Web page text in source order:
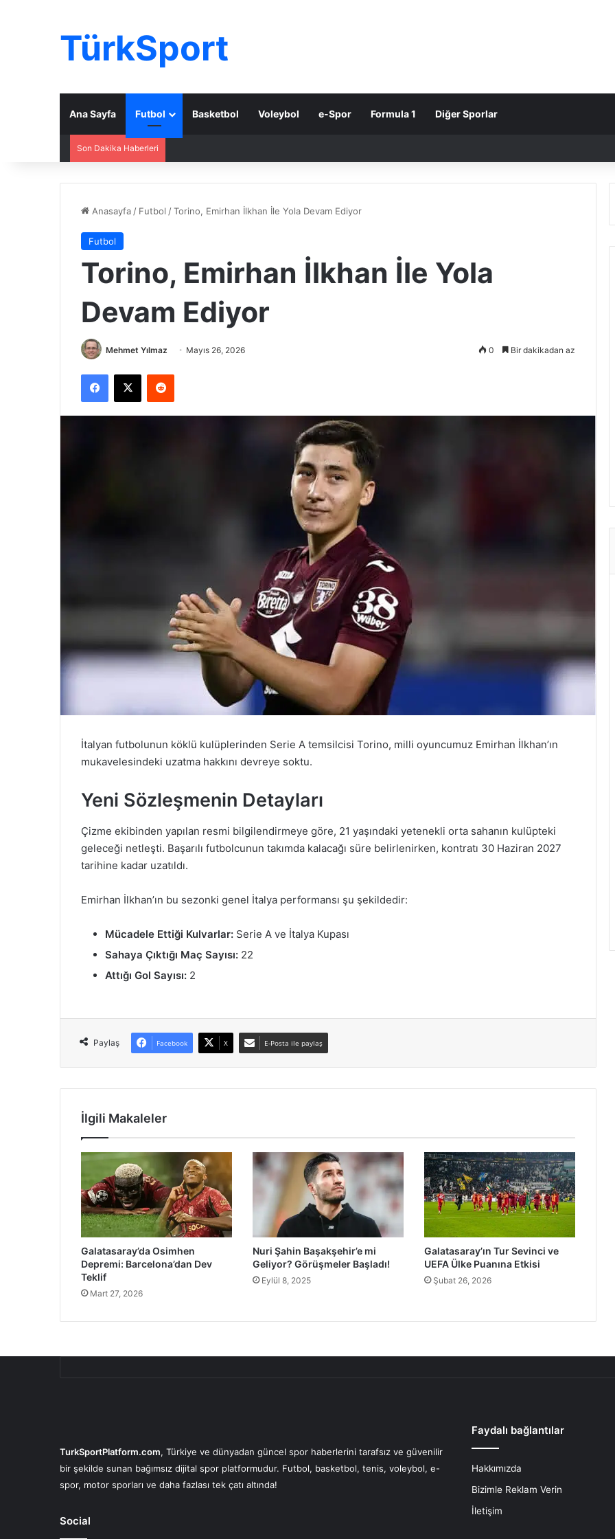
TürkSport
Ana Sayfa Futbol Basketbol Voleybol e-Spor Formula 1 Diğer Sporlar
Son Dakika Haberleri
Anasayfa / Futbol /Torino, Emirhan İlkhan İle Yola Devam Ediyor
Futbol
Torino, Emirhan İlkhan İle Yola
Devam Ediyor
Mehmet Yılmaz Mayıs 26, 2026 0 Bir dakikadan az
Facebook
X Reddit
İtalyan futbolunun köklü kulüplerinden Serie A temsilcisi Torino, milli oyuncumuz Emirhan İlkhan’ın
mukavelesindeki uzatma hakkını devreye soktu.
Yeni Sözleşmenin Detayları
Çizme ekibinden yapılan resmi bilgilendirmeye göre, 21 yaşındaki yetenekli orta sahanın kulüpteki
geleceği netleşti. Başarılı futbolcunun takımda kalacağı süre belirlenirken, kontratı 30 Haziran 2027
tarihine kadar uzatıldı.
Emirhan İlkhan’ın bu sezonki genel İtalya performansı şu şekildedir:
Mücadele Ettiği Kulvarlar: Serie A ve İtalya Kupası
Sahaya Çıktığı Maç Sayısı: 22
Attığı Gol Sayısı: 2
Paylaş Facebook X E-Posta ile paylaş
İlgili Makaleler
Galatasaray’da Osimhen
Depremi: Barcelona’dan Dev
Teklif
Mart 27, 2026
Nuri Şahin Başakşehir’e mi
Geliyor? Görüşmeler Başladı!
Eylül 8, 2025
Galatasaray’ın Tur Sevinci ve
UEFA Ülke Puanına Etkisi
Şubat 26, 2026
TurkSportPlatform.com, Türkiye ve dünyadan güncel spor haberlerini tarafsız ve güvenilir
bir şekilde sunan bağımsız dijital spor platformudur. Futbol, basketbol, tenis, voleybol, e-
spor, motor sporları ve daha fazlası tek çatı altında!
Social
Faydalı bağlantılar
Hakkımızda
Bizimle Reklam Verin
İletişim